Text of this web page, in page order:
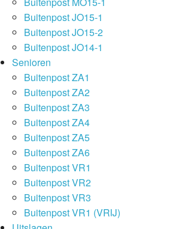
Buitenpost JO15-1
Buitenpost JO15-2
Buitenpost JO14-1
Senioren
Buitenpost ZA1
Buitenpost ZA2
Buitenpost ZA3
Buitenpost ZA4
Buitenpost ZA5
Buitenpost ZA6
Buitenpost VR1
Buitenpost VR2
Buitenpost VR3
Buitenpost VR1 (VRIJ)